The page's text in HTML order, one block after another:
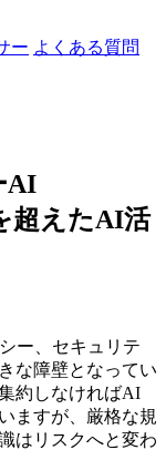
ー よくある質問
AI
超えたAI活
ー、セキュリテ
な障壁となってい
約しなければAI
ますが、厳格な規
はリスクへと変わ